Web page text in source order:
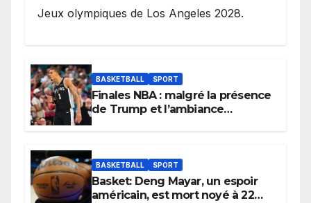
Jeux olympiques de Los Angeles 2028.
BASKETBALL SPORT
Finales NBA : malgré la présence
de Trump et l’ambiance
BASKETBALL SPORT
Basket: Deng Mayar, un espoir
américain, est mort noyé à 22